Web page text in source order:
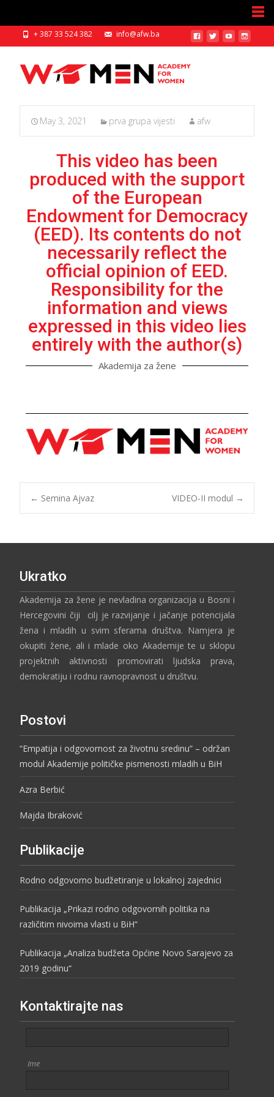
+ 387 33 524 382 info@afw.ba
May 3, 2021 prva grupa vijesti afw
This video has been
produced with the support
of the European
Endowment for Democracy
(EED). Its contents do not
necessarily reflect the
official opinion of EED.
Responsibility for the
information and views
expressed in this video lies
entirely with the author(s)
Akademija za žene
← Semina Ajvaz VIDEO-II modul​ →
Ukratko
Akademija za žene je nevladina organizacija u Bosni i
Hercegovini čiji cilj je razvijanje i jačanje potencijala
žena i mladih u svim sferama društva. Namjera je
okupiti žene, ali i mlade oko Akademije te u sklopu
projektnih aktivnosti promovirati ljudska prava,
demokratiju i rodnu ravnopravnost u društvu.
Postovi
“Empatija i odgovornost za životnu sredinu” – održan
modul Akademije političke pismenosti mladih u BiH
Azra Berbić
Majda Ibraković
Publikacije
Rodno odgovorno budžetiranje u lokalnoj zajednici
Publikacija „Prikazi rodno odgovornih politika na
različitim nivoima vlasti u BiH“
Publikacija „Analiza budžeta Općine Novo Sarajevo za
2019 godinu“
Kontaktirajte nas
Ime